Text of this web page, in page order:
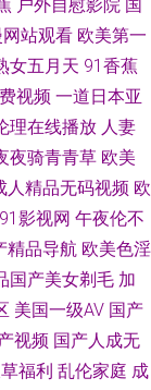
月婷六月花 在线国产
洲色综合 超碰在线
字幕网 成人奭片 国
视频视频 女人毛片
韩日123区 蜜桃精品
三级网 福利姬网站
户外自慰影院 国
站观看 欧美第一
女五月天 91香蕉
视频 一道日本亚
理在线播放 人妻
夜骑青青草 欧美
人精品无码视频 欧
91影视网 午夜伦不
精品导航 欧美色淫
国产美女剃毛 加
美国一级AV 国产
视频 国产人成无
福利 乱伦家庭 成